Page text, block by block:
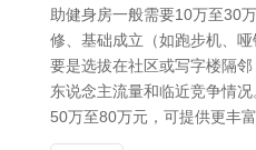
助健身房一般需要10万至30
修、基础成立（如跑步机、哑
要是选拔在社区或写字楼隔
东说念主流量和临近竞争情
50万至80万元，可提供更丰